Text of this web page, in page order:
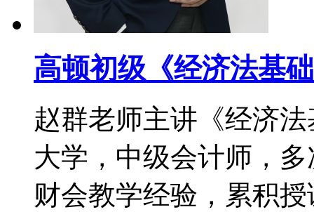
高顿初级《经济法基
赵群老师主讲《经济
大学，中级会计师，
财会教学经验，累积